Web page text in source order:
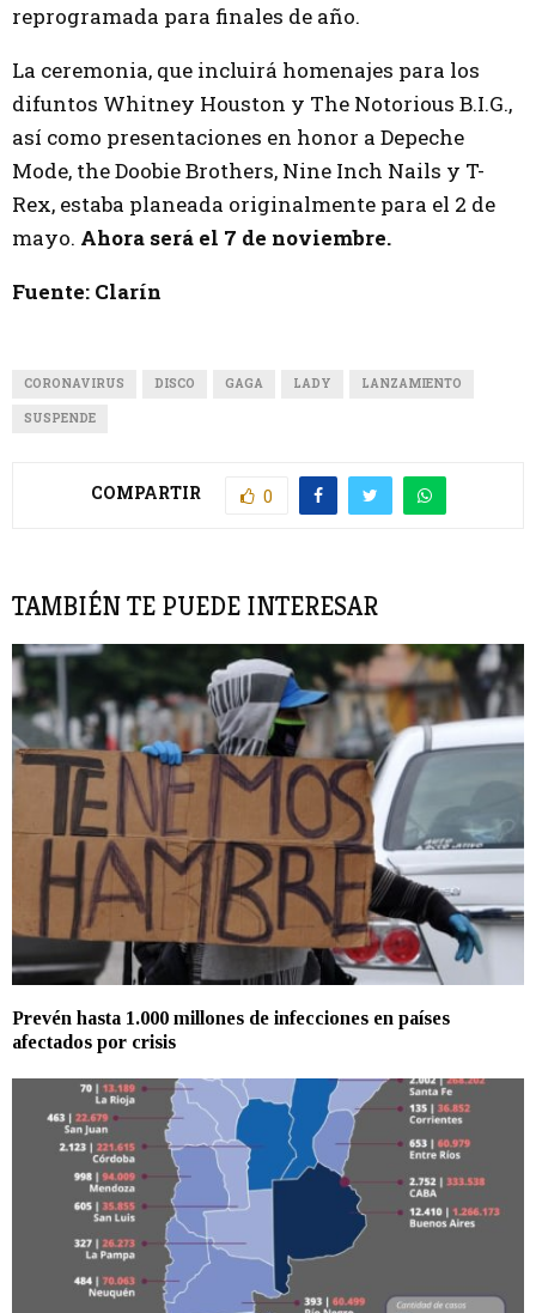
reprogramada para finales de año.
La ceremonia, que incluirá homenajes para los
difuntos Whitney Houston y The Notorious B.I.G.,
así como presentaciones en honor a Depeche
Mode, the Doobie Brothers, Nine Inch Nails y T-
Rex, estaba planeada originalmente para el 2 de
mayo. Ahora será el 7 de noviembre.
Fuente: Clarín
CORONAVIRUS DISCO GAGA LADY LANZAMIENTO
SUSPENDE
COMPARTIR 0
TAMBIÉN TE PUEDE INTERESAR
Prevén hasta 1.000 millones de infecciones en países
afectados por crisis